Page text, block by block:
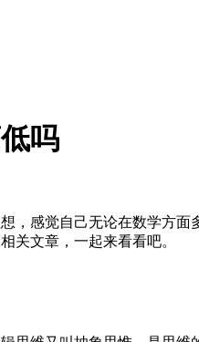
吗
，感觉自己无论在数学方
关文章，一起来看看吧。